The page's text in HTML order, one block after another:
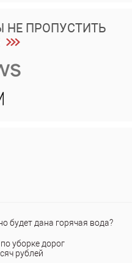
ПРОПУСТИТЬ
будет дана горячая вода?
уборке дорог
рублей